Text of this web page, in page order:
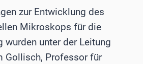
zur Entwicklung des
Mikroskops für die
wurden unter der Leitung
Gollisch, Professor für